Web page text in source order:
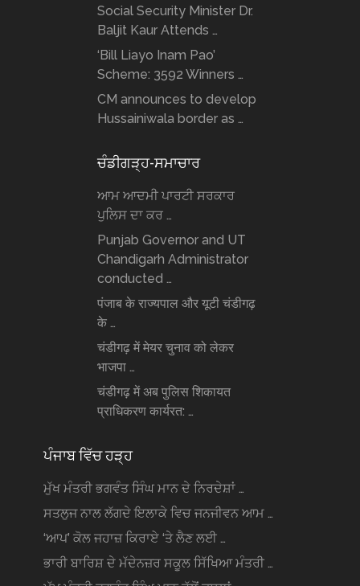
Social Security Minister Dr.
Baljit Kaur Attends …
‘Bill Liayo Inam Pao’
Scheme: 3592 Winners …
CM announces to develop
Hussainiwala border as …
ਚੰਡੀਗੜ੍ਹ-ਸਮਾਚਾਰ
ਆਮ ਆਦਮੀ ਪਾਰਟੀ ਸਰਕਾਰ
ਪੁਲਿਸ ਦਾ ਕਰ …
Punjab Governor and UT
Chandigarh Administrator
conducted …
पंजाब के राज्यपाल और यूटी चंडीगढ़
के …
चंडीगढ़ में मेयर चुनाव को लेकर
भाजपा …
चंडीगढ़ में अब पुलिस शिकायत
प्राधिकरण कार्यरत: …
ਪੰਜਾਬ ਵਿੱਚ ਹੜ੍ਹ
ਮੁੱਖ ਮੰਤਰੀ ਭਗਵੰਤ ਸਿੰਘ ਮਾਨ ਦੇ ਨਿਰਦੇਸ਼ਾਂ …
ਸਤਲੁਜ ਨਾਲ ਲੱਗਦੇ ਇਲਾਕੇ ਵਿਚ ਜਨਜੀਵਨ ਆਮ …
‘ਆਪ’ ਕੋਲ ਜਹਾਜ਼ ਕਿਰਾਏ ‘ਤੇ ਲੈਣ ਲਈ …
ਭਾਰੀ ਬਾਰਿਸ਼ ਦੇ ਮੱਦੇਨਜ਼ਰ ਸਕੂਲ ਸਿੱਖਿਆ ਮੰਤਰੀ …